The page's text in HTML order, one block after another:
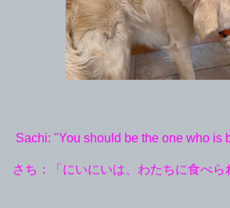
Sachi: "You should be the one who is
さち：「にいにいは、わたちに食べら